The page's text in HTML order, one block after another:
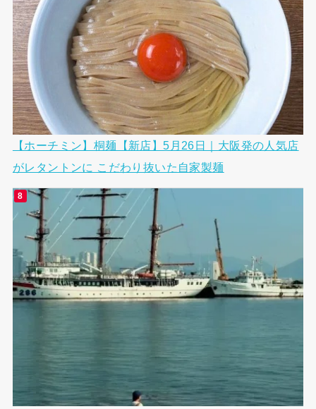
【ホーチミン】桐麺【新店】5月26日｜大阪発の人気店
がレタントンに こだわり抜いた自家製麺